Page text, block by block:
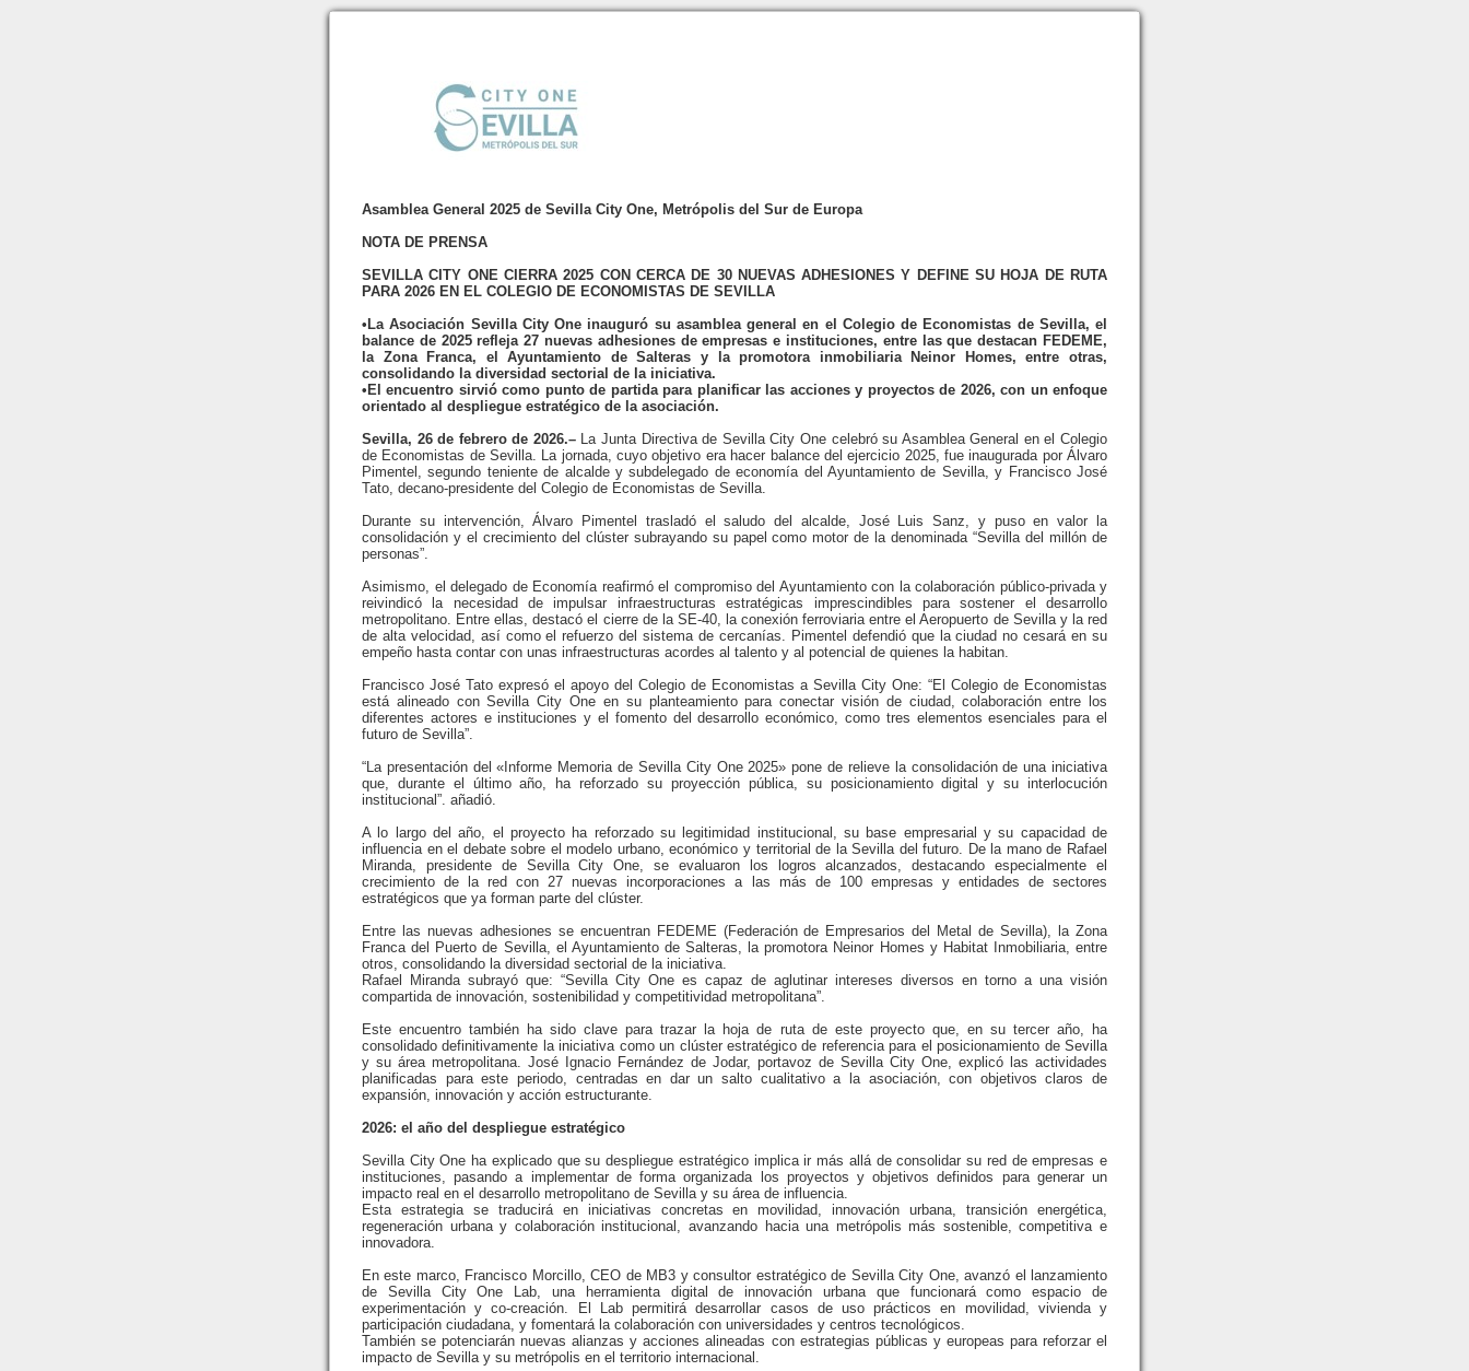
Asamblea General 2025 de Sevilla City One, Metrópolis del Sur de Europa
NOTA DE PRENSA
SEVILLA CITY ONE CIERRA 2025 CON CERCA DE 30 NUEVAS ADHESIONES Y DEFINE SU HOJA DE RUTA
PARA 2026 EN EL COLEGIO DE ECONOMISTAS DE SEVILLA
•La Asociación Sevilla City One inauguró su asamblea general en el Colegio de Economistas de Sevilla, el
balance de 2025 refleja 27 nuevas adhesiones de empresas e instituciones, entre las que destacan FEDEME,
la Zona Franca, el Ayuntamiento de Salteras y la promotora inmobiliaria Neinor Homes, entre otras,
consolidando la diversidad sectorial de la iniciativa.
•El encuentro sirvió como punto de partida para planificar las acciones y proyectos de 2026, con un enfoque
orientado al despliegue estratégico de la asociación.
Sevilla, 26 de febrero de 2026.–La Junta Directiva de Sevilla City One celebró su Asamblea General en el Colegio
de Economistas de Sevilla. La jornada, cuyo objetivo era hacer balance del ejercicio 2025, fue inaugurada por Álvaro
Pimentel, segundo teniente de alcalde y subdelegado de economía del Ayuntamiento de Sevilla, y Francisco José
Tato, decano-presidente del Colegio de Economistas de Sevilla.
Durante su intervención, Álvaro Pimentel trasladó el saludo del alcalde, José Luis Sanz, y puso en valor la
consolidación y el crecimiento del clúster subrayando su papel como motor de la denominada “Sevilla del millón de
personas”.
Asimismo, el delegado de Economía reafirmó el compromiso del Ayuntamiento con la colaboración público-privada y
reivindicó la necesidad de impulsar infraestructuras estratégicas imprescindibles para sostener el desarrollo
metropolitano. Entre ellas, destacó el cierre de la SE-40, la conexión ferroviaria entre el Aeropuerto de Sevilla y la red
de alta velocidad, así como el refuerzo del sistema de cercanías. Pimentel defendió que la ciudad no cesará en su
empeño hasta contar con unas infraestructuras acordes al talento y al potencial de quienes la habitan.
Francisco José Tato expresó el apoyo del Colegio de Economistas a Sevilla City One: “El Colegio de Economistas
está alineado con Sevilla City One en su planteamiento para conectar visión de ciudad, colaboración entre los
diferentes actores e instituciones y el fomento del desarrollo económico, como tres elementos esenciales para el
futuro de Sevilla”.
“La presentación del «Informe Memoria de Sevilla City One 2025» pone de relieve la consolidación de una iniciativa
que, durante el último año, ha reforzado su proyección pública, su posicionamiento digital y su interlocución
institucional”. añadió.
A lo largo del año, el proyecto ha reforzado su legitimidad institucional, su base empresarial y su capacidad de
influencia en el debate sobre el modelo urbano, económico y territorial de la Sevilla del futuro. De la mano de Rafael
Miranda, presidente de Sevilla City One, se evaluaron los logros alcanzados, destacando especialmente el
crecimiento de la red con 27 nuevas incorporaciones a las más de 100 empresas y entidades de sectores
estratégicos que ya forman parte del clúster.
Entre las nuevas adhesiones se encuentran FEDEME (Federación de Empresarios del Metal de Sevilla), la Zona
Franca del Puerto de Sevilla, el Ayuntamiento de Salteras, la promotora Neinor Homes y Habitat Inmobiliaria, entre
otros, consolidando la diversidad sectorial de la iniciativa.
Rafael Miranda subrayó que: “Sevilla City One es capaz de aglutinar intereses diversos en torno a una visión
compartida de innovación, sostenibilidad y competitividad metropolitana”.
Este encuentro también ha sido clave para trazar la hoja de ruta de este proyecto que, en su tercer año, ha
consolidado definitivamente la iniciativa como un clúster estratégico de referencia para el posicionamiento de Sevilla
y su área metropolitana. José Ignacio Fernández de Jodar, portavoz de Sevilla City One, explicó las actividades
planificadas para este periodo, centradas en dar un salto cualitativo a la asociación, con objetivos claros de
expansión, innovación y acción estructurante.
2026: el año del despliegue estratégico
Sevilla City One ha explicado que su despliegue estratégico implica ir más allá de consolidar su red de empresas e
instituciones, pasando a implementar de forma organizada los proyectos y objetivos definidos para generar un
impacto real en el desarrollo metropolitano de Sevilla y su área de influencia.
Esta estrategia se traducirá en iniciativas concretas en movilidad, innovación urbana, transición energética,
regeneración urbana y colaboración institucional, avanzando hacia una metrópolis más sostenible, competitiva e
innovadora.
En este marco, Francisco Morcillo, CEO de MB3 y consultor estratégico de Sevilla City One, avanzó el lanzamiento
de Sevilla City One Lab, una herramienta digital de innovación urbana que funcionará como espacio de
experimentación y co-creación. El Lab permitirá desarrollar casos de uso prácticos en movilidad, vivienda y
participación ciudadana, y fomentará la colaboración con universidades y centros tecnológicos.
También se potenciarán nuevas alianzas y acciones alineadas con estrategias públicas y europeas para reforzar el
impacto de Sevilla y su metrópolis en el territorio internacional.